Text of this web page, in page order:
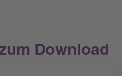
Download